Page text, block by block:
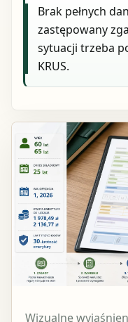
Brak pełnych
zastępowany
sytuacji trzeba
KRUS.
Wizualne